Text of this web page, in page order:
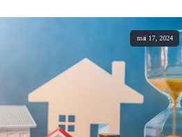
mai 17, 2024